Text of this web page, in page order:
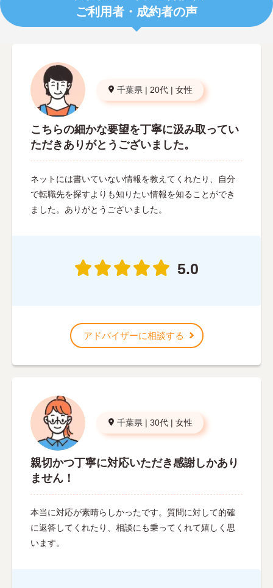
ご利用者・成約者の声
千葉県 | 20代 | 女性
こちらの細かな要望を丁寧に汲み取ってい
ただきありがとうございました。
ネットには書いていない情報を教えてくれたり、自分
で転職先を探すよりも知りたい情報を知ることができ
ました。ありがとうございました。
5.0
アドバイザーに相談する
千葉県 | 30代 | 女性
親切かつ丁寧に対応いただき感謝しかあり
ません！
本当に対応が素晴らしかったです。質問に対して的確
に返答してくれたり、相談にも乗ってくれて嬉しく思
います。